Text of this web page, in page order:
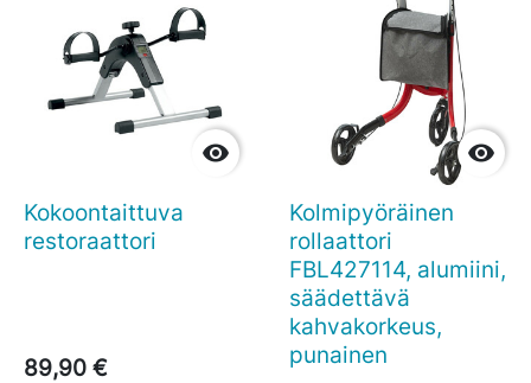

Kokoontaittuva
restoraattori
89,90 €

Kolmipyöräinen
rollaattori
FBL427114, alumiini,
säädettävä
kahvakorkeus,
punainen